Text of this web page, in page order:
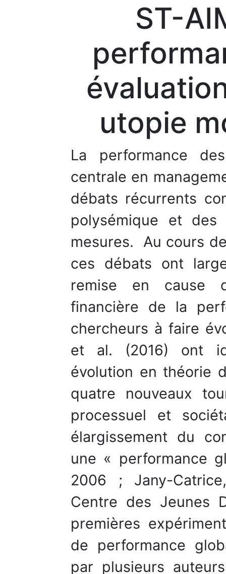
ST-
utopie
La performance
centrale en
débats récurrents
polysémique et
mesures. Au cours
ces débats ont
remise en cause
financière de la
chercheurs à faire
et al. (2016) ont
évolution en théorie
quatre nouveaux
processuel et
élargissement du
une « performance
2006 ; Jany-
Centre des Jeunes
premières
de performance
par plusieurs